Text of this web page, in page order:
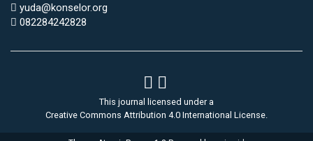
yuda@konselor.org
082284242828
This journal licensed under a
Creative Commons Attribution 4.0 International License.